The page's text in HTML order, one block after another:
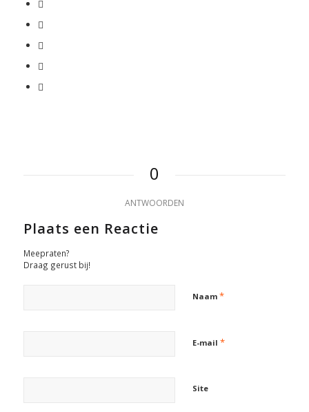
0
ANTWOORDEN
Plaats een Reactie
Meepraten?
Draag gerust bij!
Naam *
E-mail *
Site